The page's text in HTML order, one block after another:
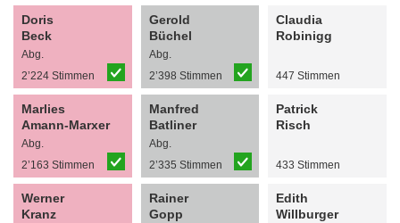
Doris
Beck
Abg.
2’224 Stimmen
Marlies
Amann-Marxer
Abg.
2’163 Stimmen
Werner
Kranz
Gerold
Büchel
Abg.
2’398 Stimmen
Manfred
Batliner
Abg.
2’335 Stimmen
Rainer
Gopp
Claudia
Robinigg
447 Stimmen
Patrick
Risch
433 Stimmen
Edith
Willburger